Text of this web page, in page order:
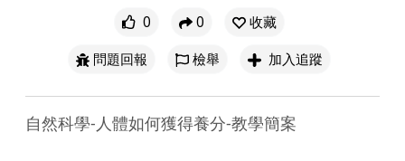
0 0
收藏
問題回報
檢舉 加入追蹤
自然科學-人體如何獲得養分-教學簡案